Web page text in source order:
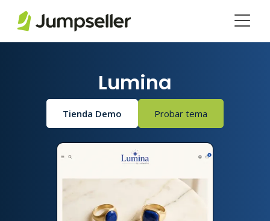
Lumina
Tienda Demo Probar tema